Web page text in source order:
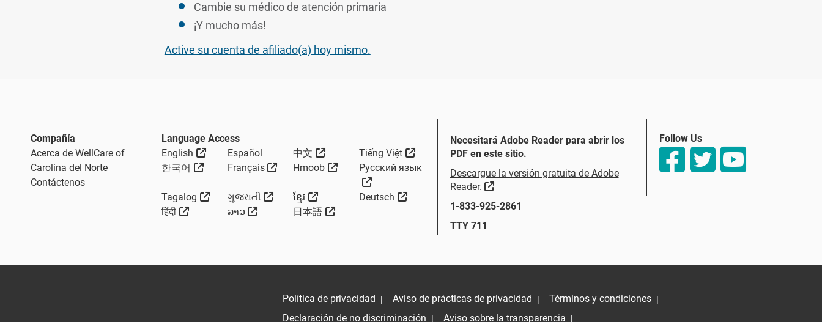
Cambie su médico de atención primaria
¡Y mucho más!
Active su cuenta de afiliado(a) hoy mismo.
Compañía
Acerca de WellCare of
Carolina del Norte
Contáctenos
Language Access
English
Sitio Externo
Español 中文 Sitio ExternoTiếng Việt
Sitio Externo
한국어
Sitio Externo
Français Sitio Externo
Hmoob Sitio Externo
Русский язык
Sitio Externo
Tagalog
Sitio Externo
ગુજરાતી Sitio Externo
ខ្មែរ Sitio ExternoDeutsch
Sitio Externo
हिंदी
Sitio Externo
ລາວ Sitio Externo
日本語 Sitio Externo
Necesitará Adobe Reader para abrir los
PDF en este sitio.
Descargue la versión gratuita de Adobe
Reader.
Sitio Externo
1-833-925-2861
TTY 711
Follow Us
Política de privacidad | Aviso de prácticas de privacidad | Términos y condiciones |
Declaración de no discriminación | Aviso sobre la transparencia |